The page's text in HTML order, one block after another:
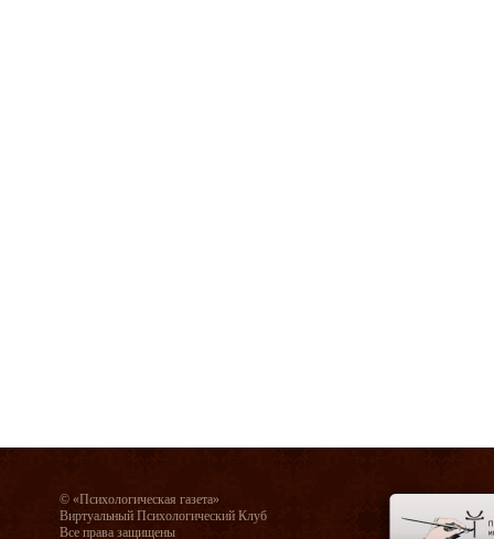
© «Психологическая газета»
Виртуальный Психологический Клуб
Все права защищены